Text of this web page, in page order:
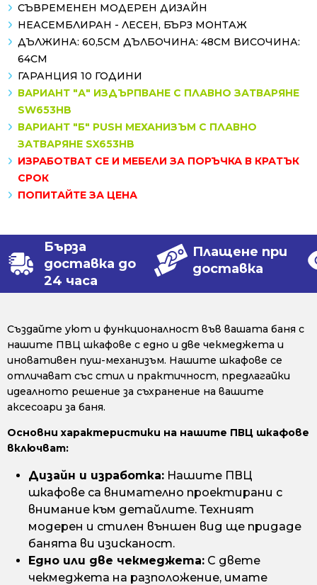
СЪВРЕМЕНЕН МОДЕРЕН ДИЗАЙН
НЕАСЕМБЛИРАН - ЛЕСЕН, БЪРЗ МОНТАЖ
ДЪЛЖИНА: 60,5СМ ДЪЛБОЧИНА: 48СМ ВИСОЧИНА:
64СМ
ГАРАНЦИЯ 10 ГОДИНИ
ВАРИАНТ "А" ИЗДЪРПВАНЕ С ПЛАВНО ЗАТВАРЯНЕ
SW653HB
ВАРИАНТ "Б" PUSH МЕХАНИЗЪМ С ПЛАВНО
ЗАТВАРЯНЕ SX653HB
ИЗРАБОТВАТ СЕ И МЕБЕЛИ ЗА ПОРЪЧКА В КРАТЪК
СРОК
ПОПИТАЙТЕ ЗА ЦЕНА
Бърза
доставка до
24 часа
Плащене при
доставка
Създайте уют и функционалност във вашата баня с
нашите ПВЦ шкафове с едно и две чекмеджета и
иновативен пуш-механизъм. Нашите шкафове се
отличават със стил и практичност, предлагайки
идеалното решение за съхранение на вашите
аксесоари за баня.
Основни характеристики на нашите ПВЦ шкафове
включват:
Дизайн и изработка: Нашите ПВЦ
шкафове са внимателно проектирани с
внимание към детайлите. Техният
модерен и стилен външен вид ще придаде
банята ви изисканост.
Едно или две чекмеджета: С двете
чекмеджета на разположение, имате